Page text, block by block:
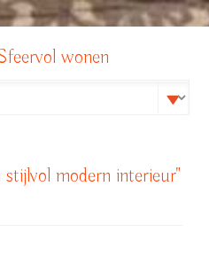
wonen
modern interieur"